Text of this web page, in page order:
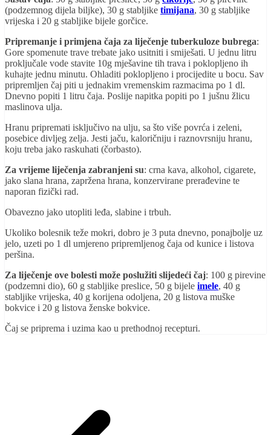
(podzemnog dijela biljke), 30 g stabljike timijana, 30 g stabljike
vrijeska i 20 g stabljike bijele gorčice.
Pripremanje i primjena čaja za liječenje tuberkuloze bubrega:
Gore spomenute trave trebate jako usitniti i smiješati. U jednu litru
proključale vode stavite 10g mješavine tih trava i poklopljeno ih
kuhajte jednu minutu. Ohladiti poklopljeno i procijedite u bocu. Sav
pripremljen čaj piti u jednakim vremenskim razmacima po 1 dl.
Dnevno popiti 1 litru čaja. Poslije napitka popiti po 1 jušnu žlicu
maslinova ulja.
Hranu pripremati isključivo na ulju, sa što više povrća i zeleni,
posebice divljeg zelja. Jesti jaču, kaloričniju i raznovrsniju hranu,
koju treba jako raskuhati (čorbasto).
Za vrijeme liječenja zabranjeni su: crna kava, alkohol, cigarete,
jako slana hrana, zapržena hrana, konzervirane prerađevine te
naporan fizički rad.
Obavezno jako utopliti leđa, slabine i trbuh.
Ukoliko bolesnik teže mokri, dobro je 3 puta dnevno, ponajbolje uz
jelo, uzeti po 1 dl umjereno pripremljenog čaja od kunice i listova
peršina.
Za liječenje ove bolesti može poslužiti slijedeći čaj: 100 g pirevine
(podzemni dio), 60 g stabljike preslice, 50 g bijele imele, 40 g
stabljike vrijeska, 40 g korijena odoljena, 20 g listova muške
bokvice i 20 g listova ženske bokvice.
Čaj se priprema i uzima kao u prethodnoj recepturi.